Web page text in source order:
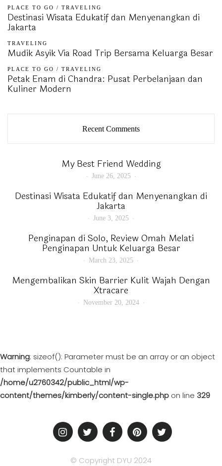
PLACE TO GO / TRAVELING
Destinasi Wisata Edukatif dan Menyenangkan di
Jakarta
TRAVELING
Mudik Asyik Via Road Trip Bersama Keluarga Besar
PLACE TO GO / TRAVELING
Petak Enam di Chandra: Pusat Perbelanjaan dan
Kuliner Modern
Recent Comments
My Best Friend Wedding
June 26, 2025
Destinasi Wisata Edukatif dan Menyenangkan di
Jakarta
June 3, 2025
Penginapan di Solo, Review Omah Melati
Penginapan Untuk Keluarga Besar
March 23, 2025
Mengembalikan Skin Barrier Kulit Wajah Dengan
Xtracare
November 20, 2024
Warning: sizeof(): Parameter must be an array or an object
that implements Countable in
/home/u2760342/public_html/wp-
content/themes/kimberly/content-single.php on line 329
© Copyright DYU 2024